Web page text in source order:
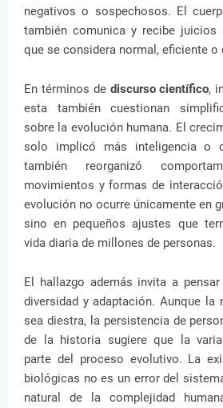
negativos o sospechosos. El
también comunica y recibe
que se considera normal, eficiente o
En términos de discurso científico,
esta también cuestionan
sobre la evolución humana. El
solo implicó más inteligencia o
también reorganizó
movimientos y formas de
evolución no ocurre únicamente en
sino en pequeños ajustes que
vida diaria de millones de personas.
El hallazgo además invita a
diversidad y adaptación. Aunque la
sea diestra, la persistencia de
de la historia sugiere que la
parte del proceso evolutivo. La
biológicas no es un error del
natural de la complejidad